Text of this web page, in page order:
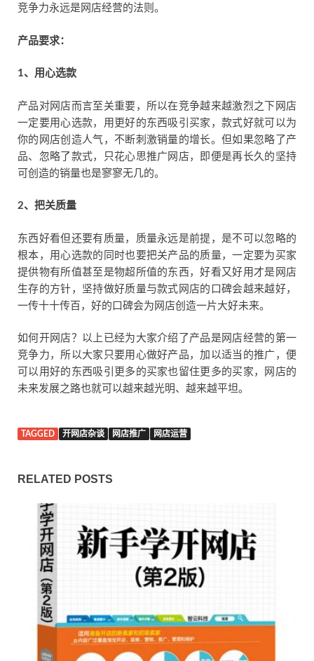
竞争力永远是网店经营的法则。
产品要求：
1、用心选款
产品对网店而言至关重要，所以在竞争越来越激烈之下网店
一定要用心选款，用更好的东西吸引买家，款式好就可以为
你的网店创造人气，不断刺激销量的增长。但如果忽略了产
品、忽略了款式，只花心思推广网店，即便是再长久的坚持
可创造的销量也是寥寥无几的。
2、把关质量
东西好看但还要有质量，质量永远是前提，是不可以忽略的
根本，用心选款的同时也要把关产品的质量，一定要为买家
提供物有所值甚至是物超所值的东西，好看又好用才是网店
生存的方针，坚持做好质量与款式网店的口碑会越来越好，
一传十十传百，好的口碑会为网店创造一片大好未来。
如何开网店？以上已经为大家介绍了产品是网店经营的第一
竞争力，所以大家只要用心做好产品，加以适当的推广，便
可以用好的东西吸引更多的买家也留住更多的买家，网店的
未来发展之路也就可以越来越光明、越来越平坦。
TAGGED 开网店杂谈 网店推广 网店运营
RELATED POSTS